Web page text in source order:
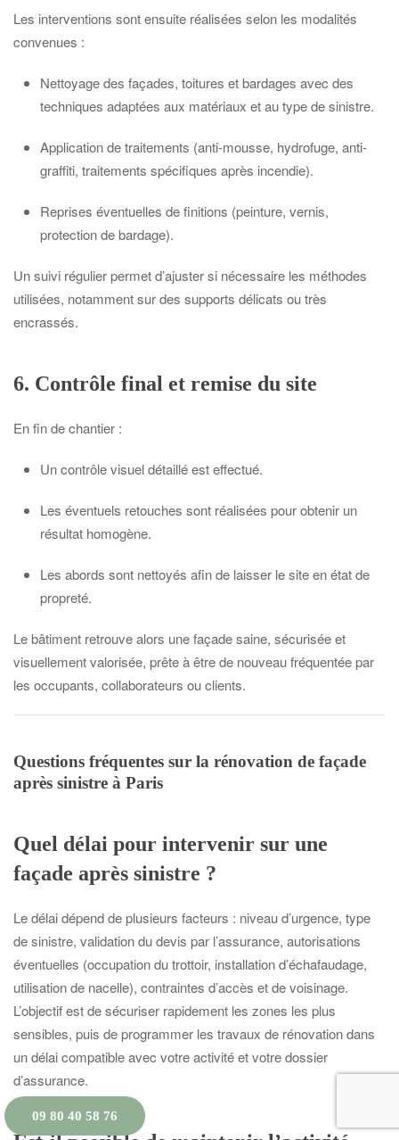
Les interventions sont ensuite réalisées selon les modalités
convenues :
Nettoyage des façades, toitures et bardages avec des
techniques adaptées aux matériaux et au type de sinistre.
Application de traitements (anti-mousse, hydrofuge, anti-
graffiti, traitements spécifiques après incendie).
Reprises éventuelles de finitions (peinture, vernis,
protection de bardage).
Un suivi régulier permet d’ajuster si nécessaire les méthodes
utilisées, notamment sur des supports délicats ou très
encrassés.
6. Contrôle final et remise du site
En fin de chantier :
Un contrôle visuel détaillé est effectué.
Les éventuels retouches sont réalisées pour obtenir un
résultat homogène.
Les abords sont nettoyés afin de laisser le site en état de
propreté.
Le bâtiment retrouve alors une façade saine, sécurisée et
visuellement valorisée, prête à être de nouveau fréquentée par
les occupants, collaborateurs ou clients.
Questions fréquentes sur la rénovation de façade
après sinistre à Paris
Quel délai pour intervenir sur une
façade après sinistre ?
Le délai dépend de plusieurs facteurs : niveau d’urgence, type
de sinistre, validation du devis par l’assurance, autorisations
éventuelles (occupation du trottoir, installation d’échafaudage,
utilisation de nacelle), contraintes d’accès et de voisinage.
L’objectif est de sécuriser rapidement les zones les plus
sensibles, puis de programmer les travaux de rénovation dans
un délai compatible avec votre activité et votre dossier
d’assurance.
09 80 40 58 76